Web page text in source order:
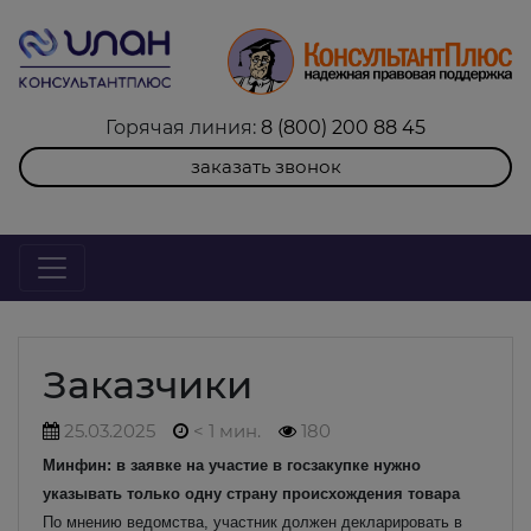
Горячая линия: 8 (800) 200 88 45
заказать звонок
Заказчики
25.03.2025 < 1 мин. 180
Минфин: в заявке на участие в госзакупке нужно
указывать только одну страну происхождения товара
По мнению ведомства, участник должен декларировать в